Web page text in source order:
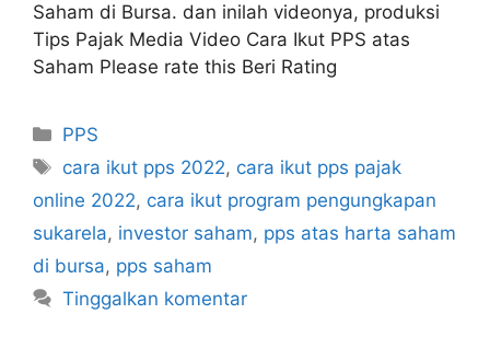
Saham di Bursa. dan inilah videonya, produksi
Tips Pajak Media Video Cara Ikut PPS atas
Saham Please rate this Beri Rating
Kategori
PPS
Tag
cara ikut pps 2022, cara ikut pps pajak
online 2022, cara ikut program pengungkapan
sukarela, investor saham, pps atas harta saham
di bursa, pps saham
Tinggalkan komentar